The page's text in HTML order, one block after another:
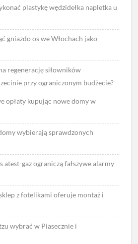
plastykę wędzidełka napletka u
gniazdo os we Włochach jako
regenerację siłowników
przy ograniczonym budżecie?
opłaty kupując nowe domy w
wybierają sprawdzonych
atest-gaz ograniczą fałszywe alarmy
z fotelikami oferuje montaż i
wybrać w Piasecznie i